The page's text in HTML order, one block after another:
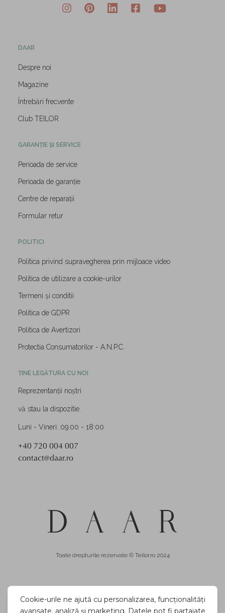
DAAR
Despre noi
Magazine
Întrebări frecvente
Club TEILOR
GARANȚIE ȘI SERVICE
Perioada de service
Perioada de garanție
Centre de reparații
Formular retur
POLITICI
Politica privind supravegherea prin mijloace video
Politica de utilizare a cookie-urilor
Termeni și conditii
Politica de GDPR
Politica de Avertizori
Protectia Consumatorilor - A.N.P.C.
ȚINE LEGĂTURA CU NOI
Reprezentanții noștri
vă stau la dispozitie.
Luni - Vineri: 09:00 - 18:00
+40 720 004 007
contact@daar.ro
Toate drepturile rezervate © Teilor.ro 2024